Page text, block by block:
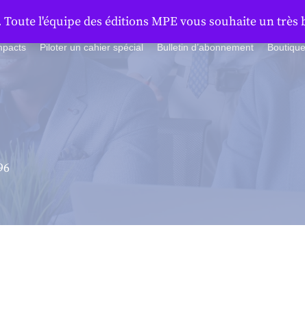
Piloter un cahier spécial Bulletin d’abonnement Boutique
l'équipe des éditions MPE vous souhaite un très